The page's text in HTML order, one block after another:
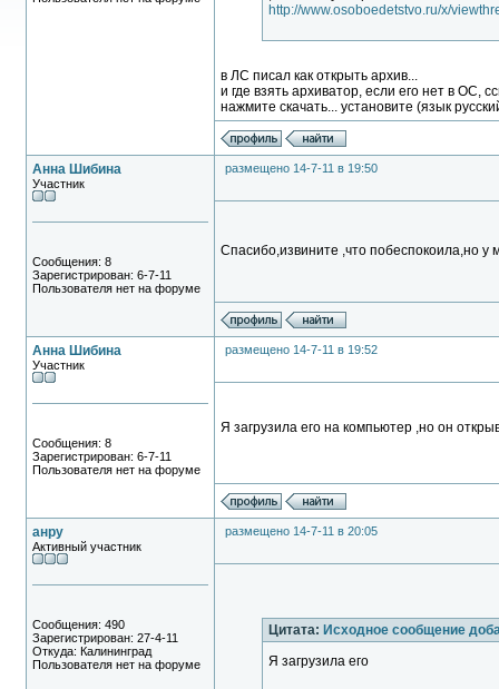
http://www.osoboedetstvo.ru/x/
в ЛС писал как открыть архив...
и где взять архиватор, если его нет в ОС,
нажмите скачать... установите (язык
Анна Шибина
Участник
Сообщения: 8
Зарегистрирован: 6-7-11
Пользователя нет на форуме
размещено 14-7-11 в 19:50
Спасибо,извините ,что побеспокоила,но
Анна Шибина
Участник
Сообщения: 8
Зарегистрирован: 6-7-11
Пользователя нет на форуме
размещено 14-7-11 в 19:52
Я загрузила его на компьютер ,но он
анру
Активный участник
Сообщения: 490
Зарегистрирован: 27-4-11
Откуда: Калининград
Пользователя нет на форуме
размещено 14-7-11 в 20:05
Цитата: Исходное сообщение
Я загрузила его